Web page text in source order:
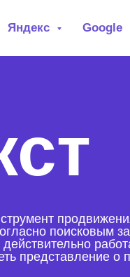
Яндекс Google
поисковым
представление о